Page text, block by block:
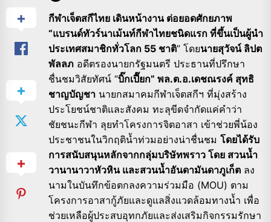
กีฬาเจ็ตสกีไทย เดินหน้างาน ต่อยอดศักยภาพ
“แบรนด์ทัวร์นาเม้นท์กีฬาไทยชนิดแรก ที่ขึ้นเป็นผู้นำ
ประเทศสมาชิกทั่วโลก 55 ชาติ” โดยนายสุวัจน์ ลิปต
พัลลภ อดีตรองนายกรัฐมนตรี ประธานที่ปรึกษา
ชื่นชมวิสัยทัศน์ “บิ๊กเปี๊ยก” พล.ต.อ.เดชณรงค์ สุทธิ
ชาญบัญชา นายกสมาคมกีฬาเจ็ตสกีฯ ที่มุ่งสร้าง
ประโยชน์ชาติและสังคม ทะลุขีดจำกัดแค่คำว่า
ชัยชนะกีฬา ลุยทำโครงการจิตอาสา เข้าช่วยพี่น้อง
ประชาชนในวิกฤติน้ำท่วมอย่างน่าชื่นชม โดยได้รับ
การสนับสนุนหลักจากกลุ่มบริษัทพราว โดย สวนน้ำ
วานานาวาหัวหิน และสวนน้ำอันดามันดาภูเก็ต ลง
นามในบันทึกข้อตกลงความร่วมมือ (MOU) ตาม
โครงการอาสากู้ภัยและดูแลสิ่งแวดล้อมทางน้ำ เพื่อ
ช่วยเหลือผู้ประสบอุทกภัยและส่งเสริมกิจกรรมรักษา